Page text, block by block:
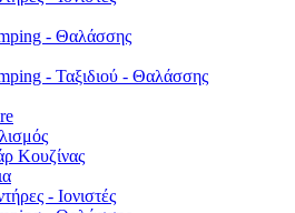
- Θαλάσσης
- Ταξιδιού - Θαλάσσης
Κουζίνας
- Ιονιστές